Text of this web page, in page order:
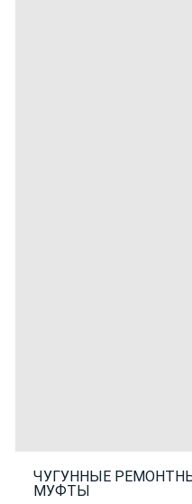
ЧУГУННЫЕ
МУФТЫ